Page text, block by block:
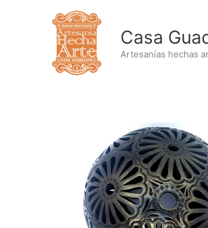
Casa
Artesanías hechas